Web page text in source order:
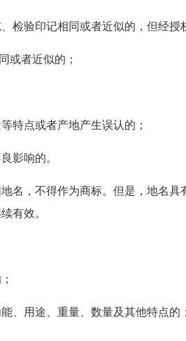
印记相同或者近似的，但经授
者近似的；
点或者产地产生误认的；
影响的。
不得作为商标。但是，地名具
有效。
途、重量、数量及其他特点的